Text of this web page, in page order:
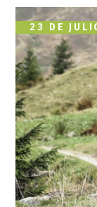
23 DE